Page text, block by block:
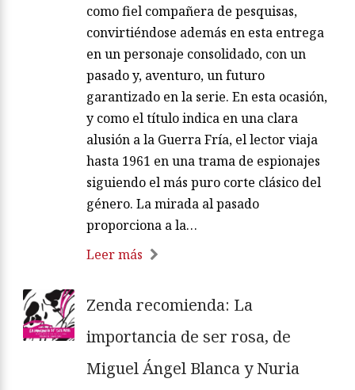
como fiel compañera de pesquisas,
convirtiéndose además en esta entrega
en un personaje consolidado, con un
pasado y, aventuro, un futuro
garantizado en la serie. En esta ocasión,
y como el título indica en una clara
alusión a la Guerra Fría, el lector viaja
hasta 1961 en una trama de espionajes
siguiendo el más puro corte clásico del
género. La mirada al pasado
proporciona a la…
Leer más
Zenda recomienda: La
importancia de ser rosa, de
Miguel Ángel Blanca y Nuria